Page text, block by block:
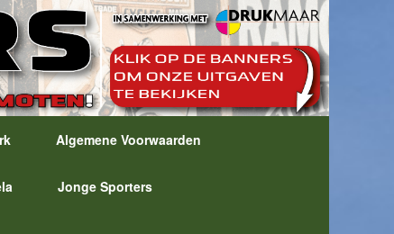
Algemene Voorwaarden
Jonge Sporters